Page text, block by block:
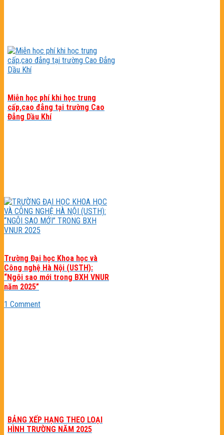
Miễn học phí khi học trung
cấp,cao đẳng tại trường Cao
Đẳng Dầu Khí
Trường Đại học Khoa học và
Công nghệ Hà Nội (USTH):
“Ngôi sao mới trong BXH VNUR
năm 2025”
1 Comment
BẢNG XẾP HẠNG THEO LOẠI
HÌNH TRƯỜNG NĂM 2025